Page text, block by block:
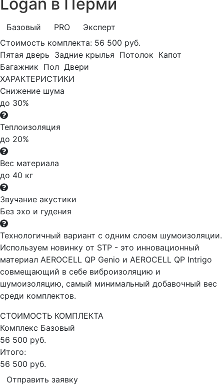
Базовый PRO
Эксперт
Стоимость комплекта: 56 500 руб.
Пятая дверь Задние крылья Потолок Капот
Багажник Пол Двери
ХАРАКТЕРИСТИКИ
Снижение шума
до 30%
Теплоизоляция
до 20%
Вес материала
до 40 кг
Звучание акустики
Без эхо и гудения
Технологичный вариант с одним слоем шумоизоляции.
Используем новинку от STP - это инновационный
материал AEROCELL QP Genio и AEROCELL QP Intrigo
совмещающий в себе виброизоляцию и
шумоизоляцию, самый минимальный добавочный вес
среди комплектов.
СТОИМОСТЬ КОМПЛЕКТА
Комплекс Базовый
56 500 руб.
Итого:
56 500 руб.
Отправить заявку